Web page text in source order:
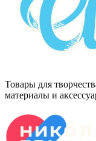
Товары для
материалы и